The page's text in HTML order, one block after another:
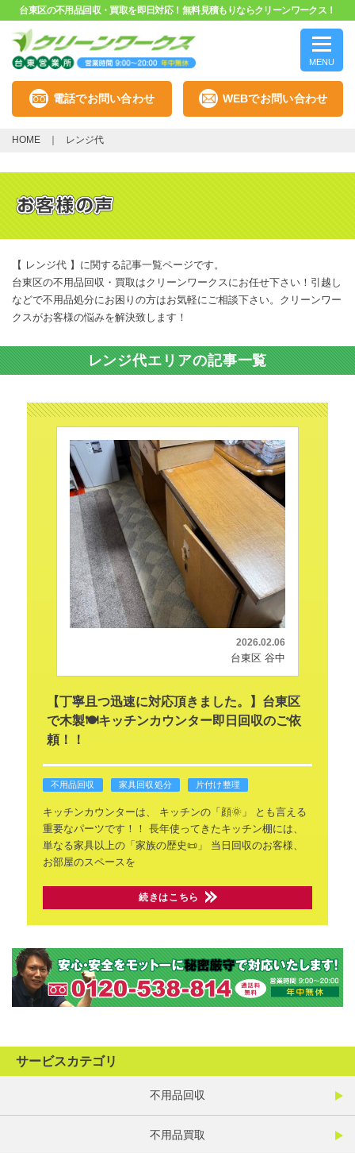
台東区の不用品回収・買取を即日対応！無料見積もりならクリーンワークス！
MENU
電話でお問い合わせ WEBでお問い合わせ
HOME レンジ代
【 レンジ代 】に関する記事一覧ページです。
台東区の不用品回収・買取はクリーンワークスにお任せ下さい！引越し
などで不用品処分にお困りの方はお気軽にご相談下さい。クリーンワー
クスがお客様の悩みを解決致します！
レンジ代エリアの記事一覧
2026.02.06
台東区 谷中
【丁寧且つ迅速に対応頂きました。】台東区
で木製🍽️キッチンカウンター即日回収のご依
頼！！
不用品回収 家具回収処分 片付け整理
キッチンカウンターは、 キッチンの「顔🌞」
とも言える
重要なパーツです！！ 長年使ってきたキッチン棚には、
単なる家具以上の「家族の歴史📜」
当日回収のお客様、
お部屋のスペースを
続きはこちら
サービスカテゴリ
不用品回収
不用品買取